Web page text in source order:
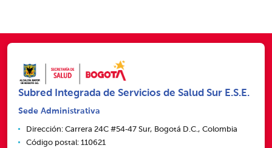
Subred Integrada de Servicios de Salud Sur E.S.E.
Sede Administrativa
Dirección: Carrera 24C #54‑47 Sur, Bogotá D.C., Colombia
Código postal: 110621